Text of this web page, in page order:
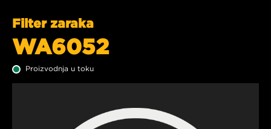
Filter zaraka
WA6052
Proizvodnja u toku